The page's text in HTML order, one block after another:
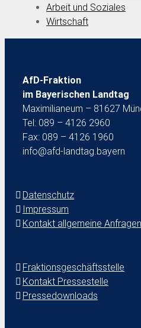
Arbeit und Soziales
Wirtschaft
AfD-Fraktion
im Bayerischen Landtag
Maximilianeum – 81627
Tel: 089 – 4126 2960
Fax: 089 – 4126 1960
info@afd-landtag.bayern
Datenschutz
Impressum
Kontakt allgemeine Anfragen
Fraktionsgeschäftsstelle
Kontakt Pressestelle
Pressedownloads